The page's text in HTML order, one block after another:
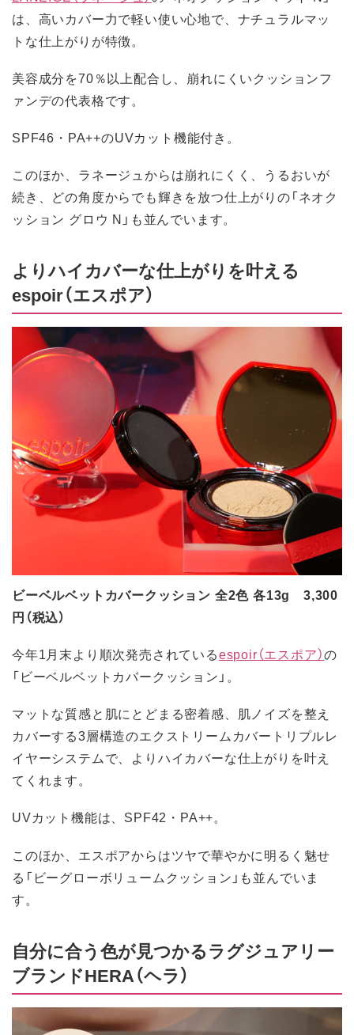
は、高いカバー力で軽い使い心地で、ナチュラルマッ
トな仕上がりが特徴。
美容成分を70％以上配合し、崩れにくいクッションフ
ァンデの代表格です。
SPF46・PA++のUVカット機能付き。
このほか、ラネージュからは崩れにくく、うるおいが
続き、どの角度からでも輝きを放つ仕上がりの「ネオク
ッション グロウ N」も並んでいます。
よりハイカバーな仕上がりを叶える
espoir（エスポア）
ビーベルベットカバークッション 全2色 各13g 3,300
円（税込）
今年1月末より順次発売されているespoir（エスポア）の
「ビーベルベットカバークッション」。
マットな質感と肌にとどまる密着感、肌ノイズを整え
カバーする3層構造のエクストリームカバートリプルレ
イヤーシステムで、よりハイカバーな仕上がりを叶え
てくれます。
UVカット機能は、SPF42・PA++。
このほか、エスポアからはツヤで華やかに明るく魅せ
る「ビーグローボリュームクッション」も並んでいま
す。
自分に合う色が見つかるラグジュアリー
ブランドHERA（ヘラ）